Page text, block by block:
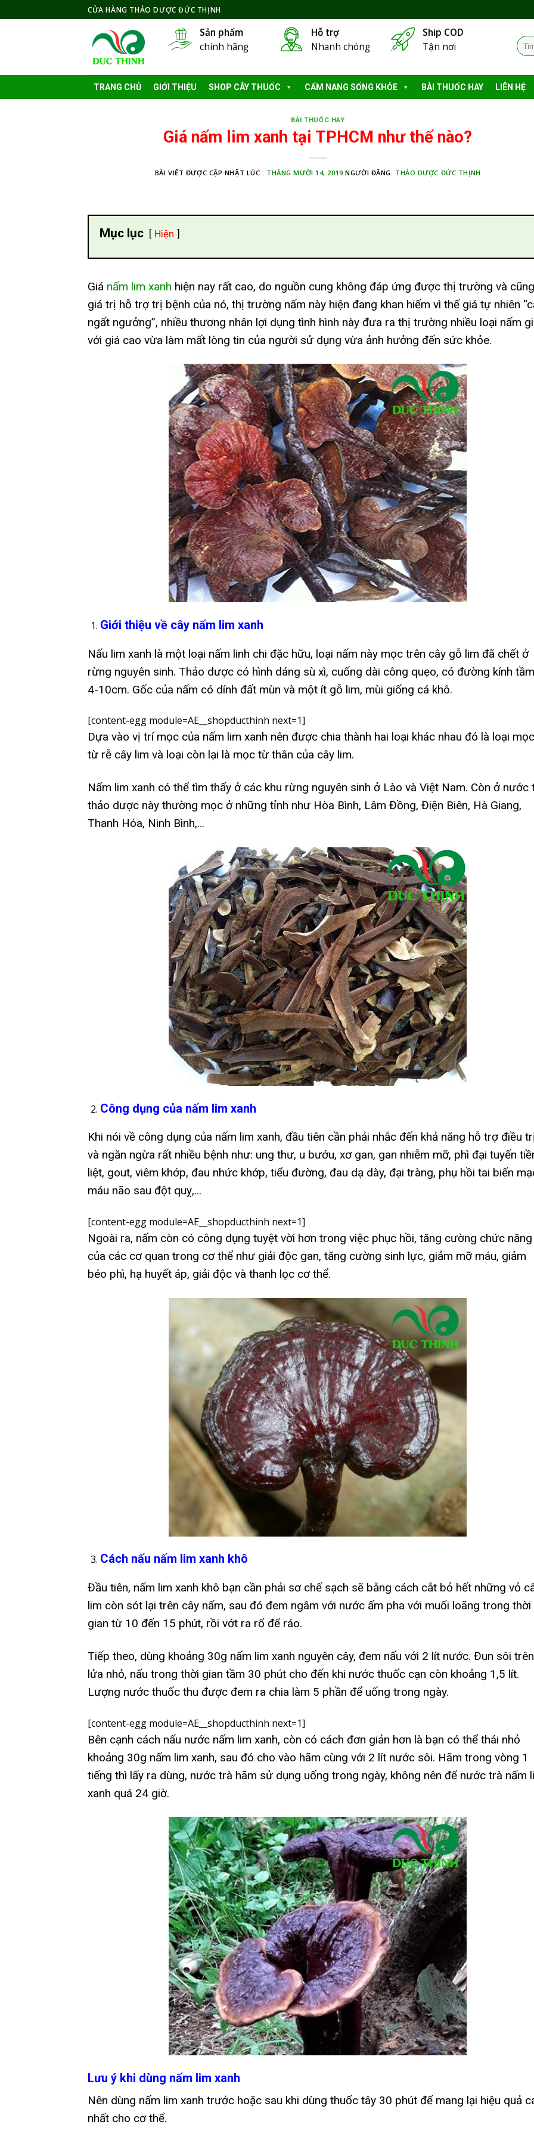
to
CỬA HÀNG THẢO DƯỢC ĐỨC THỊNH
Sản phẩm
chính hãng
Hỗ trợ
Nhanh chóng
Ship COD
Tận nơi
Tìm
kiếm:
TRANG CHỦ GIỚI THIỆU SHOP CÂY THUỐC CẨM NANG SỐNG KHỎE BÀI THUỐC HAY LIÊN HỆ
BÀI THUỐC HAY
Giá nấm lim xanh tại TPHCM như thế nào?
BÀI VIẾT ĐƯỢC CẬP NHẬT LÚC : THÁNG MƯỜI 14, 2019 NGƯỜI ĐĂNG: THẢO DƯỢC ĐỨC THỊNH
Mục lục Hiện
Giá nấm lim xanh hiện nay rất cao, do nguồn cung không đáp ứng được thị trường và
giá trị hỗ trợ trị bệnh của nó, thị trường nấm này hiện đang khan hiếm vì thế giá tự nhiên
ngất ngưởng”, nhiều thương nhân lợi dụng tình hình này đưa ra thị trường nhiều loại nấm
với giá cao vừa làm mất lòng tin của người sử dụng vừa ảnh hưởng đến sức khỏe.
Giới thiệu về cây nấm lim xanh
Nấu lim xanh là một loại nấm linh chi đặc hữu, loại nấm này mọc trên cây gỗ lim đã chết ở
rừng nguyên sinh. Thảo dược có hình dáng sù xì, cuống dài công quẹo, có đường kính tầm
4-10cm. Gốc của nấm có dính đất mùn và một ít gỗ lim, mùi giống cá khô.
[content-egg module=AE__shopducthinh next=1]
Dựa vào vị trí mọc của nấm lim xanh nên được chia thành hai loại khác nhau đó là loại mọc
từ rễ cây lim và loại còn lại là mọc từ thân của cây lim.
Nấm lim xanh có thể tìm thấy ở các khu rừng nguyên sinh ở Lào và Việt Nam. Còn ở nước
thảo dược này thường mọc ở những tỉnh như Hòa Bình, Lâm Đồng, Điện Biên, Hà Giang,
Thanh Hóa, Ninh Bình,…
Công dụng của nấm lim xanh
Khi nói về công dụng của nấm lim xanh, đầu tiên cần phải nhắc đến khả năng hỗ trợ điều
và ngăn ngừa rất nhiều bệnh như: ung thư, u bướu, xơ gan, gan nhiễm mỡ, phì đại tuyến
liệt, gout, viêm khớp, đau nhức khớp, tiểu đường, đau dạ dày, đại tràng, phụ hồi tai biến
máu não sau đột quỵ,…
[content-egg module=AE__shopducthinh next=1]
Ngoài ra, nấm còn có công dụng tuyệt vời hơn trong việc phục hồi, tăng cường chức năng
của các cơ quan trong cơ thể như giải độc gan, tăng cường sinh lực, giảm mỡ máu, giảm
béo phì, hạ huyết áp, giải độc và thanh lọc cơ thể.
Cách nấu nấm lim xanh khô
Đầu tiên, nấm lim xanh khô bạn cần phải sơ chế sạch sẽ bằng cách cắt bỏ hết những vỏ
lim còn sót lại trên cây nấm, sau đó đem ngâm với nước ấm pha với muối loãng trong thời
gian từ 10 đến 15 phút, rồi vớt ra rổ để ráo.
Tiếp theo, dùng khoảng 30g nấm lim xanh nguyên cây, đem nấu với 2 lít nước. Đun sôi trên
lửa nhỏ, nấu trong thời gian tầm 30 phút cho đến khi nước thuốc cạn còn khoảng 1,5 lít.
Lượng nước thuốc thu được đem ra chia làm 5 phần để uống trong ngày.
[content-egg module=AE__shopducthinh next=1]
Bên cạnh cách nấu nước nấm lim xanh, còn có cách đơn giản hơn là bạn có thể thái nhỏ
khoảng 30g nấm lim xanh, sau đó cho vào hãm cùng với 2 lít nước sôi. Hãm trong vòng 1
tiếng thì lấy ra dùng, nước trà hãm sử dụng uống trong ngày, không nên để nước trà nấm
xanh quá 24 giờ.
Lưu ý khi dùng nấm lim xanh
Nên dùng nấm lim xanh trước hoặc sau khi dùng thuốc tây 30 phút để mang lại hiệu quả
nhất cho cơ thể.